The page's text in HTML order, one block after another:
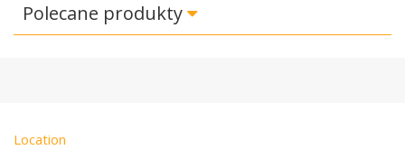
Polecane produkty
Location